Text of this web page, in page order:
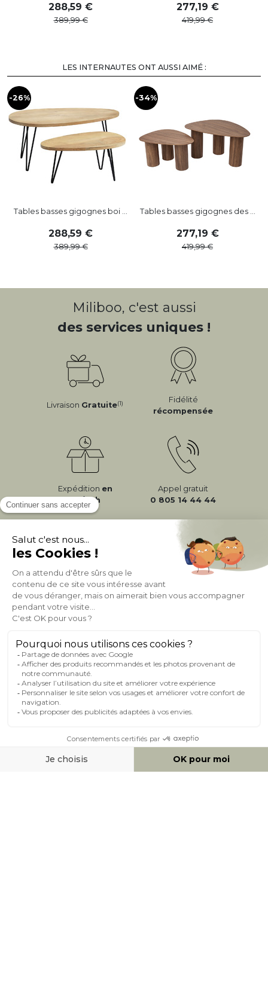
288,59
389,99
277,19
419,99
LES INTERNAUTES ONT AUSSI AIMÉ :
-26%
Tables basses gigognes boi ...
288,59
389,99
-34%
Tables basses gigognes des ...
277,19
419,99
Miliboo, c'est aussi
des services uniques !
Livraison Gratuite(1)
Fidélité
récompensée
Expédition en
24/72h
Appel gratuit
0 805 14 44 44
À PROPOS DE MILIBOO
AIDE & CONTACT